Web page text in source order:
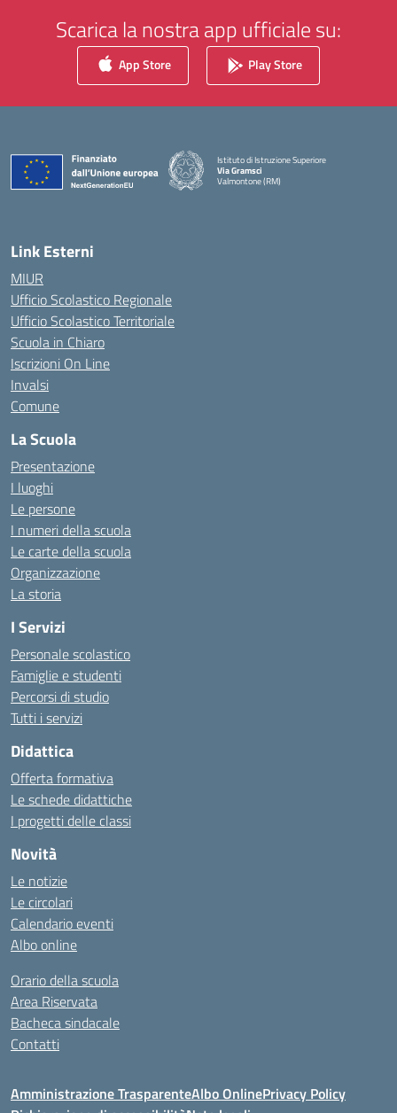
Scarica la nostra app ufficiale su:
App Store Play Store
Istituto di Istruzione Superiore
Via Gramsci
Valmontone (RM)
Link Esterni
MIUR
Ufficio Scolastico Regionale
Ufficio Scolastico Territoriale
Scuola in Chiaro
Iscrizioni On Line
Invalsi
Comune
La Scuola
Presentazione
I luoghi
Le persone
I numeri della scuola
Le carte della scuola
Organizzazione
La storia
I Servizi
Personale scolastico
Famiglie e studenti
Percorsi di studio
Tutti i servizi
Didattica
Offerta formativa
Le schede didattiche
I progetti delle classi
Novità
Le notizie
Le circolari
Calendario eventi
Albo online
Orario della scuola
Area Riservata
Bacheca sindacale
Contatti
Amministrazione TrasparenteAlbo OnlinePrivacy Policy